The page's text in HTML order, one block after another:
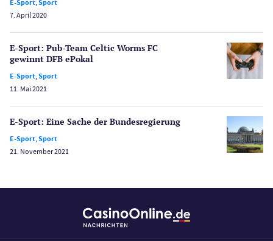
Spiele
Spielerschutz
Sport
Wetten
Wirtschaft
Spielautomaten
Casino Testberichte
Bonus Ohne Einzahlung
Slot Freispiele
E-Sport,Sport
7. April 2020
E-Sport: Pub-Team Celtic Worms FC
gewinnt DFB ePokal
E-Sport,Sport
11. Mai 2021
E-Sport: Eine Sache der Bundes­regierung
E-Sport,Sport
21. November 2021